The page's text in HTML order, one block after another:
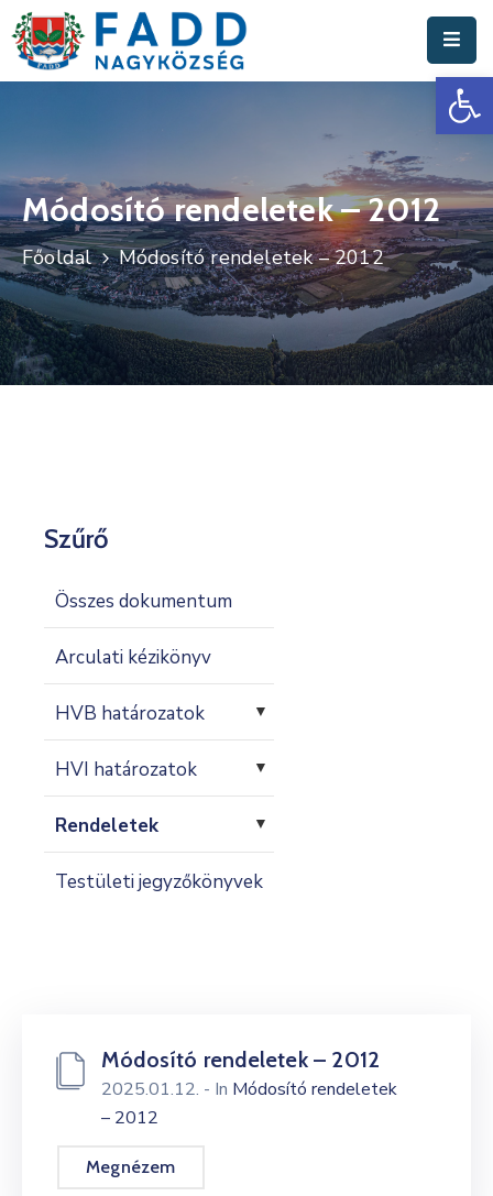
Polgármesteri
Hivatal
Fadd
Nagyközség
Turisztika
Választási
Módosító rendeletek – 2012
Főoldal Módosító rendeletek – 2012
Szűrő
Összes dokumentum
Arculati kézikönyv
HVB határozatok ▼
HVI határozatok ▼
Rendeletek ▼
Testületi jegyzőkönyvek
Módosító rendeletek – 2012
2025.01.12. - In Módosító rendeletek
– 2012
Megnézem